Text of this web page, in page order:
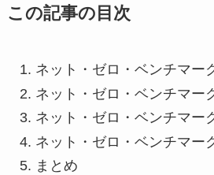
この記事の目次
ネット・ゼロ・ベンチマー
ネット・ゼロ・ベンチマー
ネット・ゼロ・ベンチマー
ネット・ゼロ・ベンチマー
まとめ